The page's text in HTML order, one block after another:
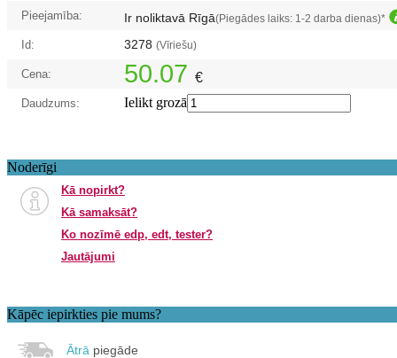
Pieejamība: Ir noliktavā Rīgā(Piegādes laiks: 1-2 darba dienas)*
Id: 3278 (Vīriešu)
Cena: 50.07 €
Daudzums: Ielikt grozā
Noderīgi
Kā nopirkt?
Kā samaksāt?
Ko nozīmē edp, edt, tester?
Jautājumi
Kāpēc iepirkties pie mums?
Ātrā piegāde